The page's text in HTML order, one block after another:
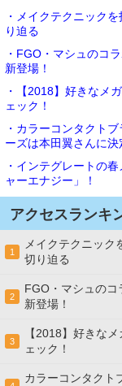
・メイクテクニック
り迫る
・FGO・マシュのコ
新登場！
・【2018】好きなメ
ェック！
・カラーコンタクト
ーズは本田翼さんに決
・インテグレートの
ャーエナジー」！
アクセスランキ
1
メイクテクニック
切り迫る
2
FGO・マシュのコ
新登場！
3
【2018】好きな
ェック！
カラーコンタクト